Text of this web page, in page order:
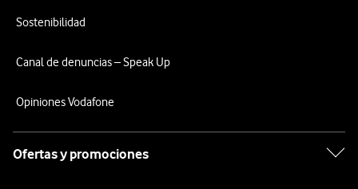
Sostenibilidad
Canal de denuncias – Speak Up
Opiniones Vodafone
Ofertas y promociones